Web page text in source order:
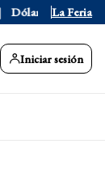
Blue $1530
La Feria
Iniciar sesión